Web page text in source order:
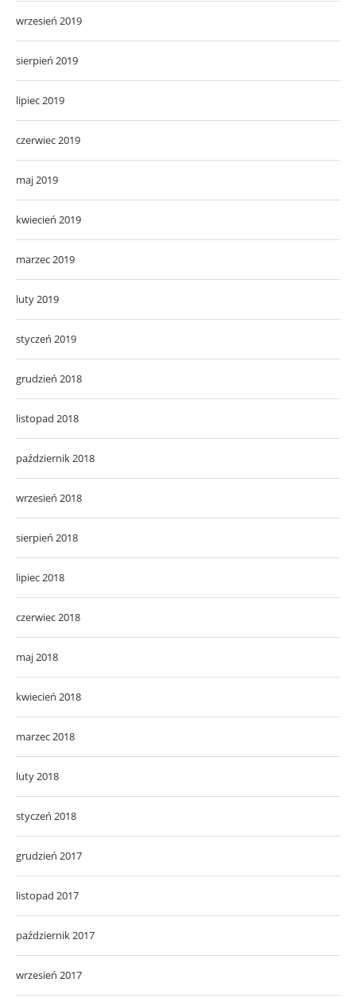
wrzesień 2019
sierpień 2019
lipiec 2019
czerwiec 2019
maj 2019
kwiecień 2019
marzec 2019
luty 2019
styczeń 2019
grudzień 2018
listopad 2018
październik 2018
wrzesień 2018
sierpień 2018
lipiec 2018
czerwiec 2018
maj 2018
kwiecień 2018
marzec 2018
luty 2018
styczeń 2018
grudzień 2017
listopad 2017
październik 2017
wrzesień 2017